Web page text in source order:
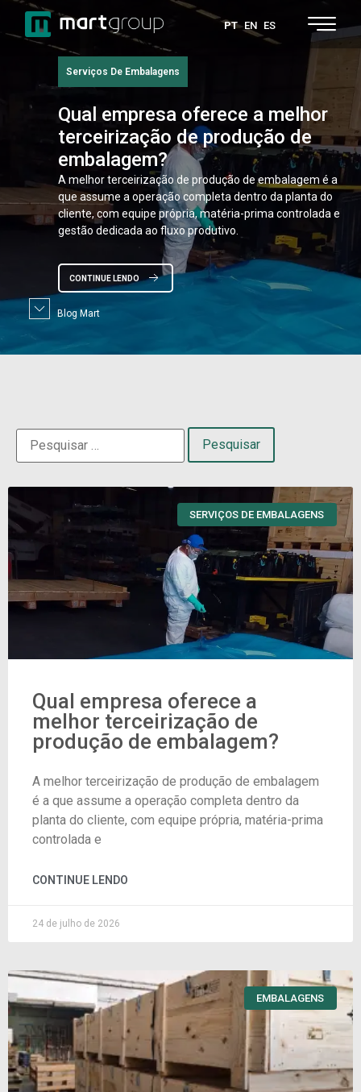
PT EN ES
Serviços De Embalagens
Qual empresa oferece a melhor
terceirização de produção de
embalagem?
A melhor terceirização de produção de embalagem é a
que assume a operação completa dentro da planta do
cliente, com equipe própria, matéria-prima controlada e
gestão dedicada ao fluxo produtivo.
CONTINUE LENDO
Blog Mart
SERVIÇOS DE EMBALAGENS
Qual empresa oferece a
melhor terceirização de
produção de embalagem?
A melhor terceirização de produção de embalagem
é a que assume a operação completa dentro da
planta do cliente, com equipe própria, matéria-prima
controlada e
CONTINUE LENDO
24 de julho de 2026
EMBALAGENS